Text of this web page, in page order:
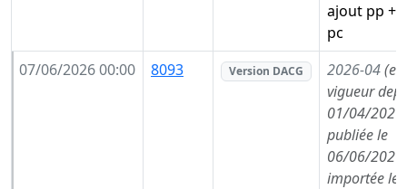
ajout pp +
pc
07/06/2026 00:00
8093 Version DACG 2026-04(en
vigueur
01/04/2026,
publiée le
06/06/2026,
importée le